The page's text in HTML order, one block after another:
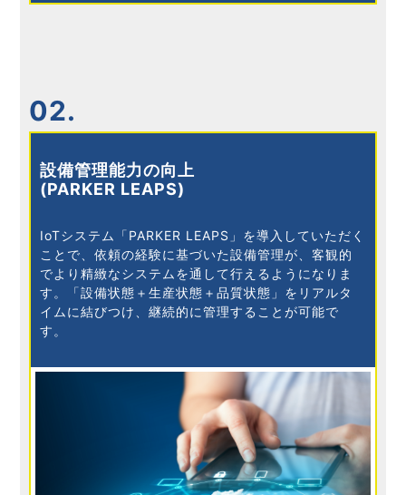
02.
設備管理能力の向上
(PARKER LEAPS)
IoTシステム「PARKER LEAPS」を導入していただく
ことで、依頼の経験に基づいた設備管理が、客観的
でより精緻なシステムを通して行えるようになりま
す。「設備状態＋生産状態＋品質状態」をリアルタ
イムに結びつけ、継続的に管理することが可能で
す。